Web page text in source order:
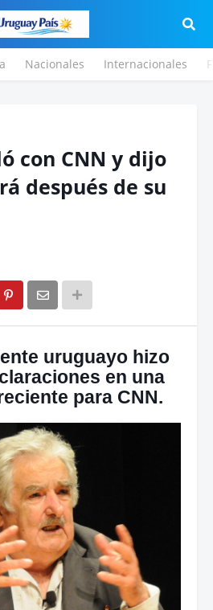
Nacionales Internacionales
con CNN y dijo
después de su
uruguayo hizo
en una
para CNN.